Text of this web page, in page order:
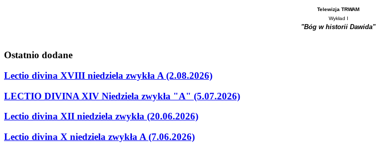
Telewizja TRWAM
Wykład I
"Bóg w historii Dawida"
Ostatnio dodane
Lectio divina XVIII niedziela zwykła A (2.08.2026)
LECTIO DIVINA XIV Niedziela zwykła "A" (5.07.2026)
Lectio divina XII niedziela zwykła (20.06.2026)
Lectio divina X niedziela zwykła A (7.06.2026)